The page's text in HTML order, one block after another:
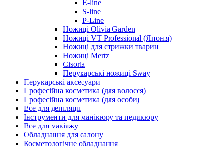
E-line
S-line
P-Line
Ножиці Olivia Garden
Ножиці VT Professional (Японія)
Ножиці для стрижки тварин
Ножиці Mertz
Cisoria
Перукарські ножиці Sway
Перукарські аксесуари
Професійна косметика (для волосся)
Професійна косметика (для особи)
Все для депіляції
Інструменти для манікюру та педикюру
Все для макіяжу
Обладнання для салону
Косметологічне обладнання